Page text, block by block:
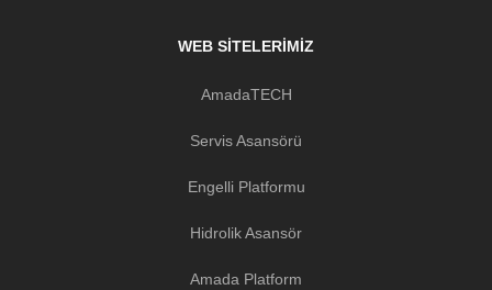
WEB SITELERIMIZ
AmadaTECH
Servis Asansörü
Engelli Platformu
Hidrolik Asansör
Amada Platform